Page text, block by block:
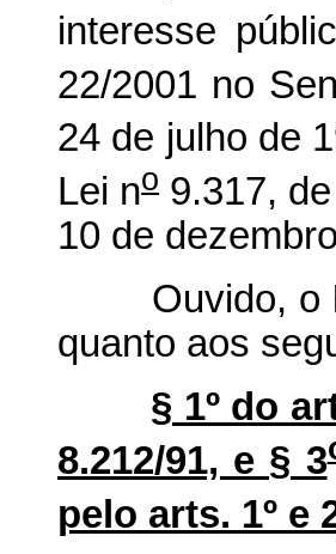
interesse
22/2001 no
24 de julho de
Lei no9.317, de
10 de
Ouvido, o
quanto aos
§ 1º do
8.212/91, e § 3
pelo arts. 1º e